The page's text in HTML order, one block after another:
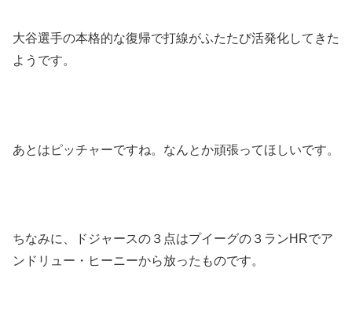
大谷選手の本格的な復帰で打線がふたたび活発化してきた
ようです。
あとはピッチャーですね。なんとか頑張ってほしいです。
ちなみに、ドジャースの３点はプイーグの３ランHRでア
ンドリュー・ヒーニーから放ったものです。